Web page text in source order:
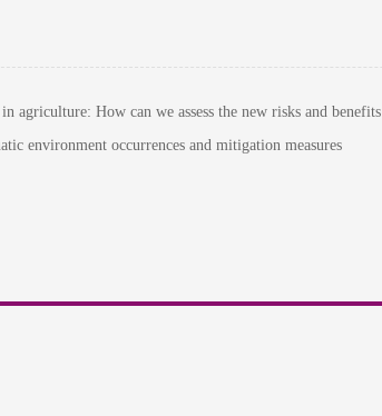
How can we assess the new risks and benefits
environment occurrences and mitigation measures